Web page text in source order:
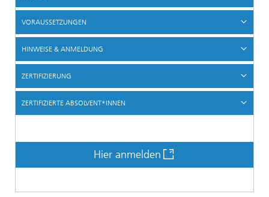
VORAUSSETZUNGEN
HINWEISE & ANMELDUNG
ZERTIFIZIERUNG
ZERTIFIZIERTE ABSOLVENT*INNEN
Hier anmelden